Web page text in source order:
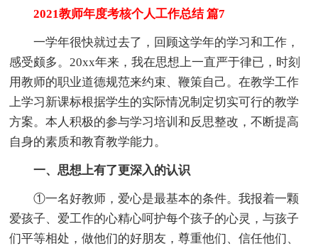
2021教师年度考核个人工作总结 篇7
一学年很快就过去了，回顾这学年的学习和工作，
感受颇多。20xx年来，我在思想上一直严于律已，时刻
用教师的职业道德规范来约束、鞭策自己。在教学工作
上学习新课标根据学生的实际情况制定切实可行的教学
方案。本人积极的参与学习培训和反思整改，不断提高
自身的素质和教育教学能力。
一、思想上有了更深入的认识
①一名好教师，爱心是最基本的条件。我报着一颗
爱孩子、爱工作的心精心呵护每个孩子的心灵，与孩子
们平等相处，做他们的好朋友，尊重他们、信任他们、